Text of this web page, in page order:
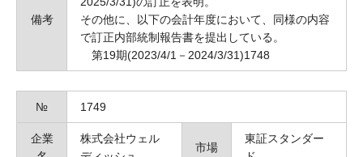
備考
その他に、以下の会計年度において、同様の内容
で訂正内部統制報告書を提出している。
第19期(2023/4/1－2024/3/31)1748
№ 1749
企業
株式会社ウェル
市場
東証スタンダー